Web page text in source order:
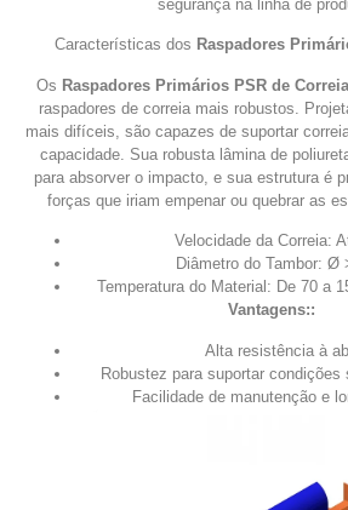
segurança na linha de
Características dos Raspadores
Os Raspadores Primários PSR de Correia
raspadores de correia mais robustos.
mais difíceis, são capazes de suportar
capacidade. Sua robusta lâmina de
para absorver o impacto, e sua estrutura é
forças que iriam empenar ou quebrar as
Velocidade da Correia:
Diâmetro do Tambor: Ø
Temperatura do Material: De 70 a
Vantagens::
Alta resistência à
Robustez para suportar condições
Facilidade de manutenção e